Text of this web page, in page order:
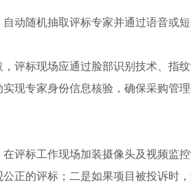
动随机抽取评标专家并通过语音或短
评标现场应通过脸部识别技术、指
现专家身份信息核验，确保采购管
评标工作现场加装摄像头及视频监
正的评标；二是如果项目被投诉时